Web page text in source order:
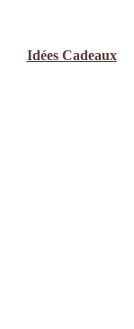
Idées Cadeaux